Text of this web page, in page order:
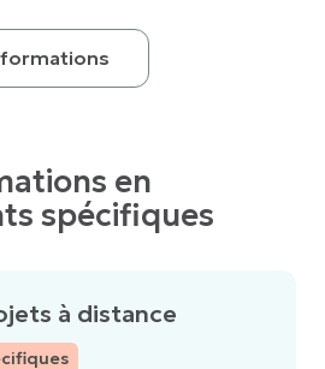
en
spécifiques
à distance